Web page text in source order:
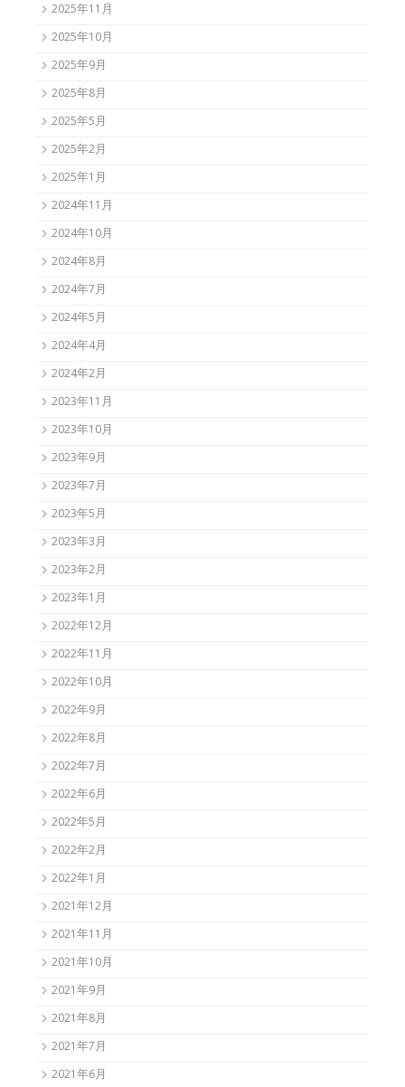
2025年11月
2025年10月
2025年9月
2025年8月
2025年5月
2025年2月
2025年1月
2024年11月
2024年10月
2024年8月
2024年7月
2024年5月
2024年4月
2024年2月
2023年11月
2023年10月
2023年9月
2023年7月
2023年5月
2023年3月
2023年2月
2023年1月
2022年12月
2022年11月
2022年10月
2022年9月
2022年8月
2022年7月
2022年6月
2022年5月
2022年2月
2022年1月
2021年12月
2021年11月
2021年10月
2021年9月
2021年8月
2021年7月
2021年6月